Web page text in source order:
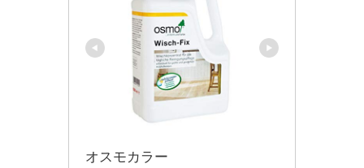
オスモカラー